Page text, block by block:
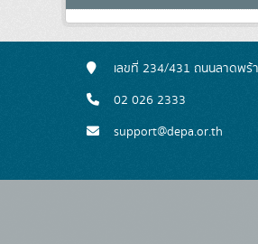
เลขที่ 234/431 ถนนลาดพร้
02 026 2333
support@depa.or.th